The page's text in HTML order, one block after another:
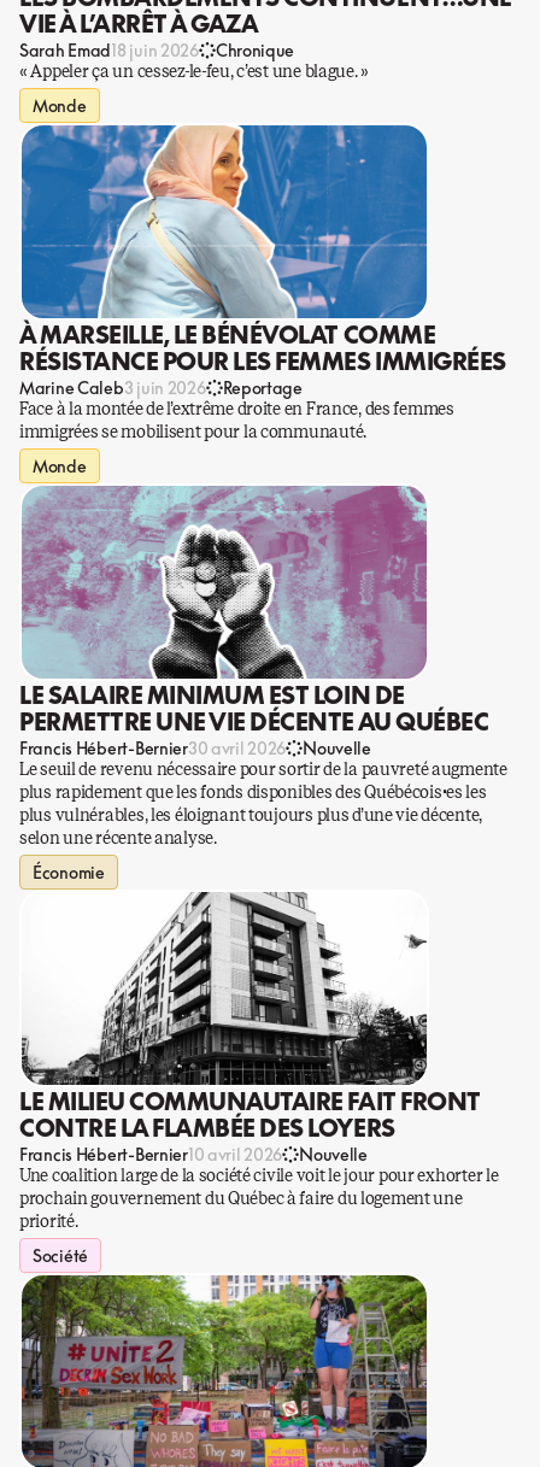
VIE À L’ARRÊT À GAZA
Sarah Emad18 juin 2026 Chronique
« Appeler ça un cessez-le-feu, c’est une blague. »
Monde
À MARSEILLE, LE BÉNÉVOLAT COMME
RÉSISTANCE POUR LES FEMMES IMMIGRÉES
Marine Caleb3 juin 2026 Reportage
Face à la montée de l’extrême droite en France, des femmes
immigrées se mobilisent pour la communauté.
Monde
LE SALAIRE MINIMUM EST LOIN DE
PERMETTRE UNE VIE DÉCENTE AU QUÉBEC
Francis Hébert-Bernier30 avril 2026 Nouvelle
Le seuil de revenu nécessaire pour sortir de la pauvreté augmente
plus rapidement que les fonds disponibles des Québécois·es les
plus vulnérables, les éloignant toujours plus d’une vie décente,
selon une récente analyse.
Économie
LE MILIEU COMMUNAUTAIRE FAIT FRONT
CONTRE LA FLAMBÉE DES LOYERS
Francis Hébert-Bernier10 avril 2026 Nouvelle
Une coalition large de la société civile voit le jour pour exhorter le
prochain gouvernement du Québec à faire du logement une
priorité.
Société